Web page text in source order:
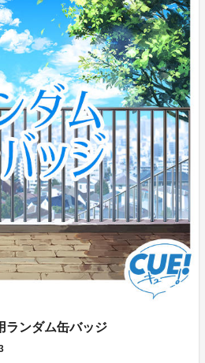
ランダム缶バッジ